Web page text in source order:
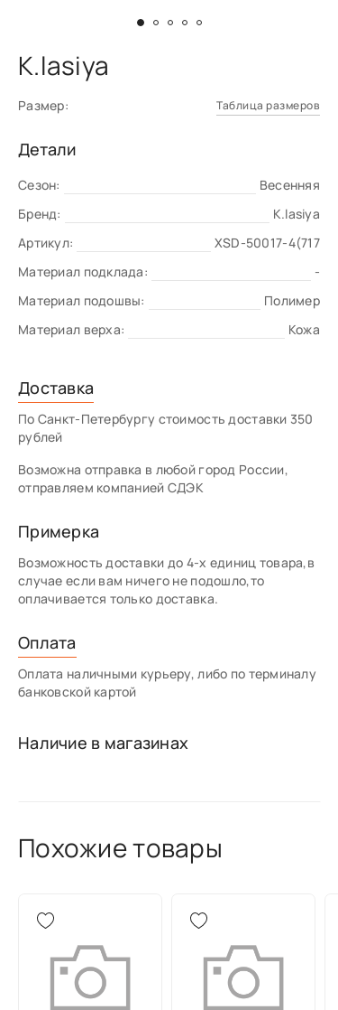
K.lasiya
Размер: Таблица размеров
Детали
Сезон:
Весенняя
Бренд:
K.lasiya
Артикул:
XSD-50017-4(717
Материал подклада:
-
Материал подошвы:
Полимер
Материал верха:
Кожа
Доставка
По Санкт-Петербургу стоимость доставки 350
рублей
Возможна отправка в любой город России,
отправляем компанией СДЭК
Примерка
Возможность доставки до 4-х единиц товара,в
случае если вам ничего не подошло,то
оплачивается только доставка.
Оплата
Оплата наличными курьеру, либо по терминалу
банковской картой
Наличие в магазинах
Похожие товары